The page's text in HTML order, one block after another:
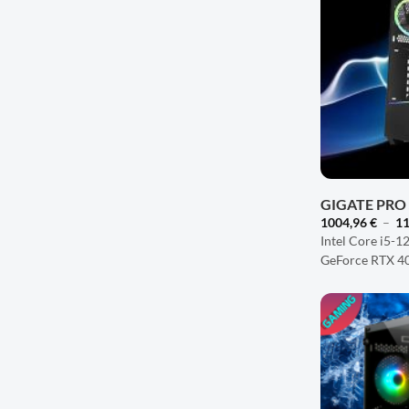
GIGATE
1004,96€ –
Intel Core i5-
GeForce RTX